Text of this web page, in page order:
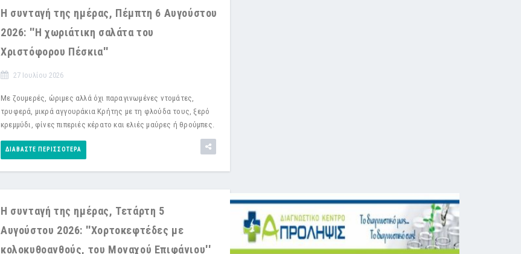
Η συνταγή της ημέρας, Πέμπτη 6 Αυγούστου
2026: ''Η χωριάτικη σαλάτα του
Χριστόφορου Πέσκια''
27 Ιουλίου 2026
Με ζουμερές, ώριμες αλλά όχι παραγινωμένες ντομάτες,
τρυφερά, μικρά αγγουράκια Κρήτης με τη φλούδα τους, ξερό
κρεμμύδι, φίνες πιπεριές κέρατο και ελιές μαύρες ή θρούμπες.
ΔΙΑΒΆΣΤΕ ΠΕΡΙΣΣΌΤΕΡΑ
Η συνταγή της ημέρας, Τετάρτη 5
Αυγούστου 2026: ''Χορτοκεφτέδες με
κολοκυθοανθούς, του Μοναχού Επιφάνιου''